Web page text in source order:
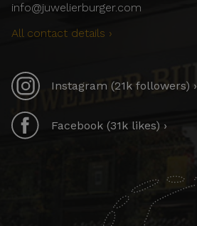
info@juwelierburger.com
All contact details ›
Instagram (21k followers) ›
Facebook (31k likes) ›